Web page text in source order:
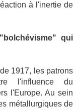
à l'inertie de
qui
1917, les patrons
l'influence du
l'Europe. Au sein
métallurgiques de